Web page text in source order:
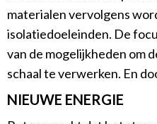
materialen vervolgens
isolatiedoeleinden. De
van de mogelijkheden om
schaal te verwerken. En
NIEUWE ENERGIE